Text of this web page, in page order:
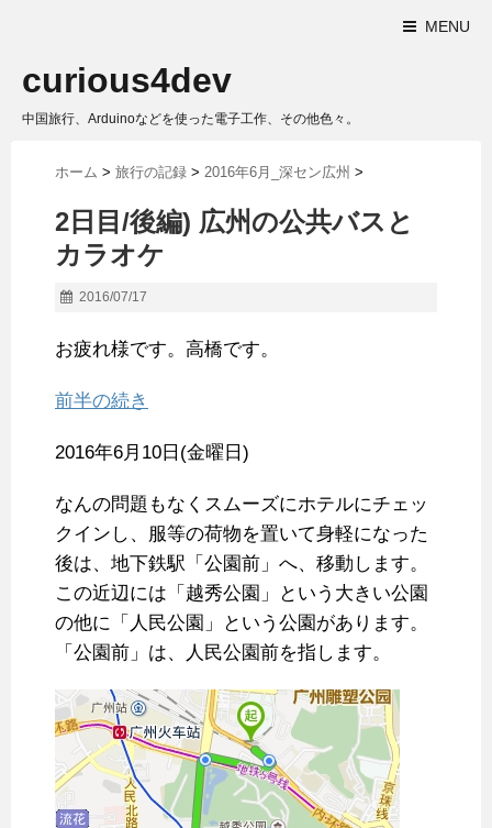
MENU
curious4dev
中国旅行、Arduinoなどを使った電子工作、その他色々。
ホーム > 旅行の記録 > 2016年6月_深セン広州 >
2日目/後編) 広州の公共バスと
カラオケ
2016/07/17
お疲れ様です。高橋です。
前半の続き
2016年6月10日(金曜日)
なんの問題もなくスムーズにホテルにチェッ
クインし、服等の荷物を置いて身軽になった
後は、地下鉄駅「公園前」へ、移動します。
この近辺には「越秀公園」という大きい公園
の他に「人民公園」という公園があります。
「公園前」は、人民公園前を指します。